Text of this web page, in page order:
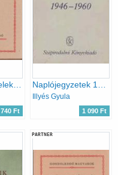
740 Ft
Illyés Gyula
1 090 Ft
PARTNER